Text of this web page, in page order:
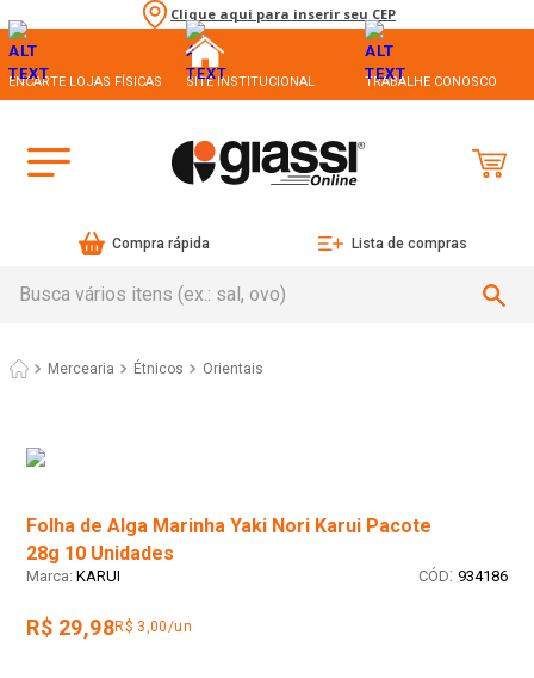
Clique aqui para inserir seu CEP
ENCARTE LOJAS FÍSICAS SITE INSTITUCIONAL TRABALHE CONOSCO
Compra rápida Lista de compras
Mercearia Étnicos Orientais
Folha de Alga Marinha Yaki Nori Karui Pacote
28g 10 Unidades
KARUI : 934186
R$ 29,98R$ 3,00/un